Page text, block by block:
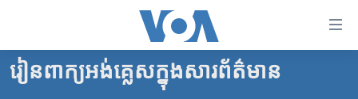
គេហទំព័រ​
ទាក់ទង
កម្ពុជា
រៀន​ពាក្យ​អង់គ្លេស​ក្នុង​សារព័ត៌មាន